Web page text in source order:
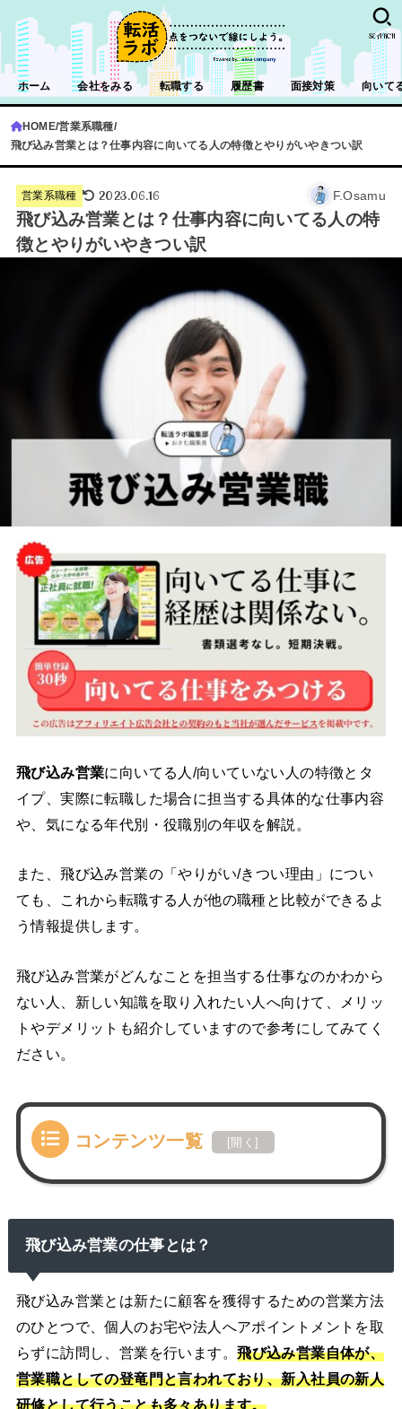
ホーム 会社をみる 転職する 履歴書 面接対策 向いて
SEARCH
HOME 営業系職種
飛び込み営業とは？仕事内容に向いてる人の特徴とやりがいやきつい訳
営業系職種 2023.06.16 F.Osamu
飛び込み営業とは？仕事内容に向いてる人の特
徴とやりがいやきつい訳
飛び込み営業に向いてる人/向いていない人の特徴とタ
イプ、実際に転職した場合に担当する具体的な仕事内容
や、気になる年代別・役職別の年収を解説。
また、飛び込み営業の「やりがい/きつい理由」につい
ても、これから転職する人が他の職種と比較ができるよ
う情報提供します。
飛び込み営業がどんなことを担当する仕事なのかわから
ない人、新しい知識を取り入れたい人へ向けて、メリッ
トやデメリットも紹介していますので参考にしてみてく
ださい。
コンテンツ一覧 [開く ]
飛び込み営業の仕事とは？
飛び込み営業とは新たに顧客を獲得するための営業方法
のひとつで、個人のお宅や法人へアポイントメントを取
らずに訪問し、営業を行います。飛び込み営業自体が、
営業職としての登竜門と言われており、新入社員の新人
研修として行うことも多々あります。